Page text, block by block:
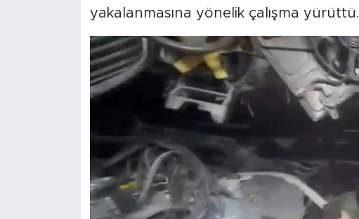
yakalanmasına yönelik çalışma yürüttü.